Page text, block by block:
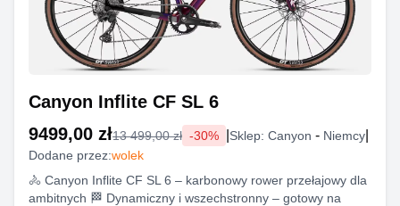
Canyon Inflite CF SL 6
9499,00 zł13 499,00 zł -30% Sklep: Canyon - Niemcy
Dodane przez:wolek
🚴 Canyon Inflite CF SL 6 – karbonowy rower przełajowy dla
ambitnych 🏁 Dynamiczny i wszechstronny – gotowy na